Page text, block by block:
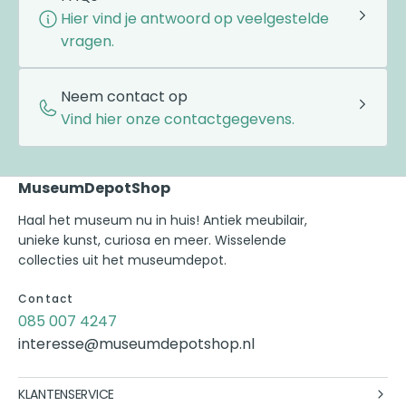
Hier vind je antwoord op veelgestelde
vragen.
Neem contact op
Vind hier onze contactgegevens.
MuseumDepotShop
Haal het museum nu in huis! Antiek meubilair,
unieke kunst, curiosa en meer. Wisselende
collecties uit het museumdepot.
Contact
085 007 4247
interesse@museumdepotshop.nl
KLANTENSERVICE